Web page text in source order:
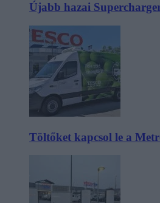
Újabb hazai
Töltőket kapcsol le a